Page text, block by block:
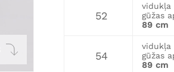
52
vidukļa
gūžas
89 cm
54
vidukļa
gūžas
89 cm